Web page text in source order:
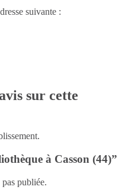
suivante :
sur cette
à Casson (44)”
pas publiée.